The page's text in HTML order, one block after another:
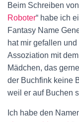
Beim Schreiben von
Roboter“ habe ich
Fantasy Name
hat mir gefallen und
Assoziation mit dem
Mädchen, das
der Buchfink keine
weil er auf Buchen
Ich habe den